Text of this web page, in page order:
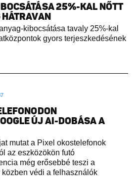
25%-KAL NŐTT
HÁTRAVAN
kibocsátása tavaly 25%-kal
gyors terjeszkedésének
ÚJ AI-DOBÁSA A
mutat a Pixel okostelefonok
az eszközökön futó
még erősebbé teszi a
közben védi a felhasználók